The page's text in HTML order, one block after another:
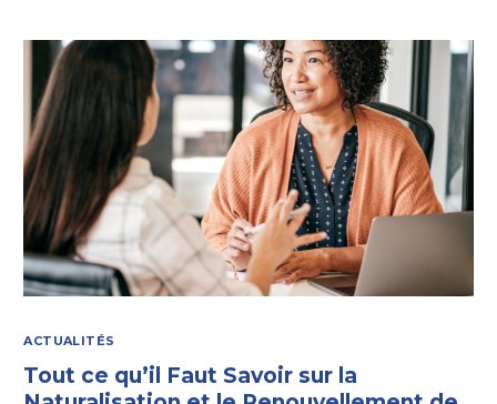
ACTUALITÉS
Tout ce qu’il Faut Savoir sur la